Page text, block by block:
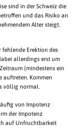
sind in der Schweiz die
und das Risiko an
Alter steigt.
fehlende Erektion des
allerdings erst um
(mindestens ein
auftreten. Kommen
völlig normal.
von Impotenz
der Impotenz
auf Unfruchtbarkeit